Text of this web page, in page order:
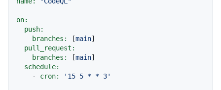
on:
push:
branches:
[main]
pull_request:
branches:
[main]
schedule:
-
cron: '15 5 * * 3'